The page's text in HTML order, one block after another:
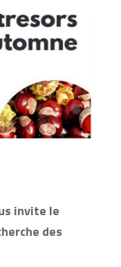
invite le
des